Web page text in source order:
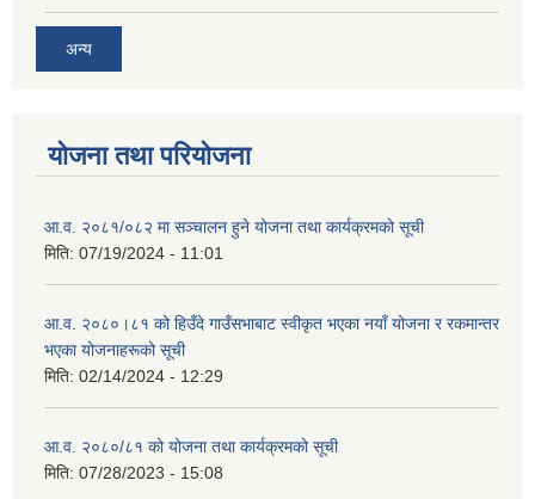
अन्य
योजना तथा परियोजना
आ.व. २०८१/०८२ मा सञ्चालन हुने योजना तथा कार्यक्रमको सूची
मिति: 07/19/2024 - 11:01
आ.व. २०८०।८१ को हिउँदे गाउँसभाबाट स्वीकृत भएका नयाँ योजना र रकमान्तर
भएका योजनाहरूको सूची
मिति: 02/14/2024 - 12:29
आ.व. २०८०/८१ को योजना तथा कार्यक्रमको सूची
मिति: 07/28/2023 - 15:08